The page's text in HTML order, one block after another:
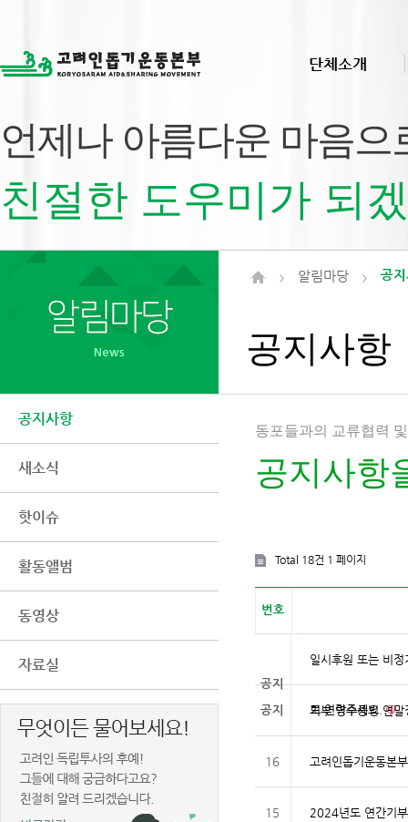
단체소개
언제나 아름다운 마음으
친절한 도우미가 되
> 알림마당 > 공
공지사항
공지사항
새소식
핫이슈
활동앨범
동영상
자료실
동포들과의 교류협력
공지사항
Total 18건 1 페이지
번호
공지
일시후원 또는 비
로 연락주세요.
공지 기부 영수증빙 연
16 고려인돕기운동본
15 2024년도 연간기